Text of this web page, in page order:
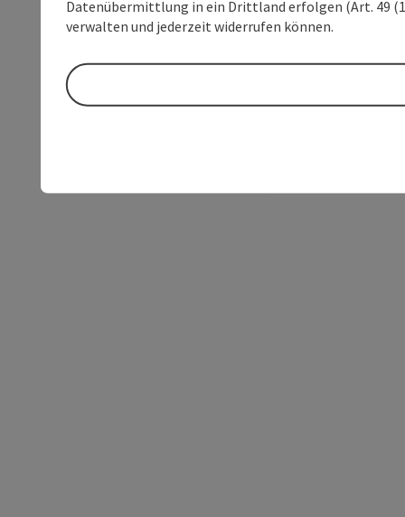
Datenübermittlung in ein Drittland erfolgen (Art. 49
verwalten und jederzeit widerrufen können.